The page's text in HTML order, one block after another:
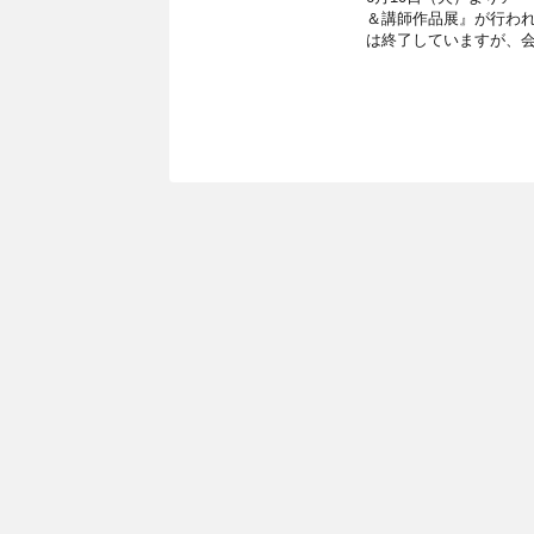
＆講師作品展』が行わ
は終了していますが、